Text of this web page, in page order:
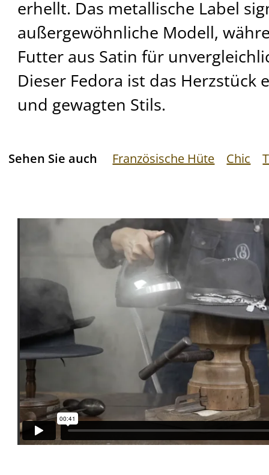
erhellt. Das metallische Label
außergewöhnliche Modell,
Futter aus Satin für
Dieser Fedora ist das Herzstück
und gewagten Stils.
Sehen Sie auch Französische Hüte Chic